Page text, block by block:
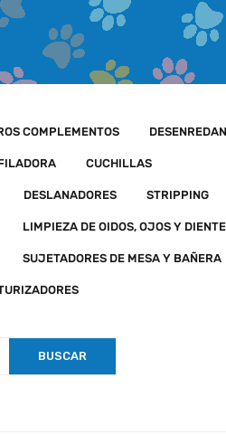
COMPLEMENTOS
CUCHILLAS
DESLANADORES STRIPPING
LIMPIEZA DE OIDOS, OJOS Y
SUJETADORES DE MESA Y BAÑERA
BUSCAR